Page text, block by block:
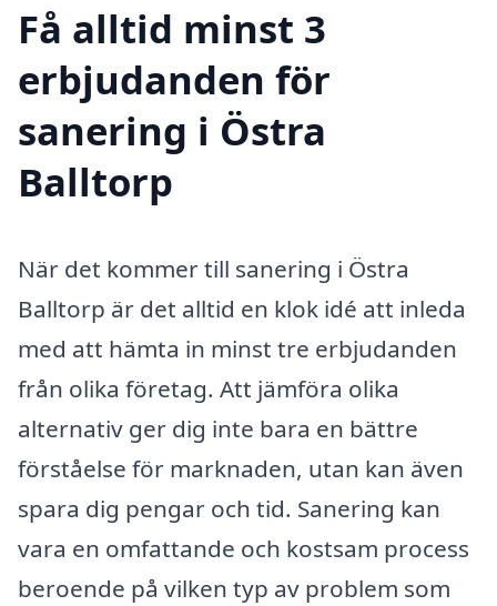
Få alltid minst 3
erbjudanden för
sanering i Östra
Balltorp
När det kommer till sanering i Östra
Balltorp är det alltid en klok idé att inleda
med att hämta in minst tre erbjudanden
från olika företag. Att jämföra olika
alternativ ger dig inte bara en bättre
förståelse för marknaden, utan kan även
spara dig pengar och tid. Sanering kan
vara en omfattande och kostsam process
beroende på vilken typ av problem som